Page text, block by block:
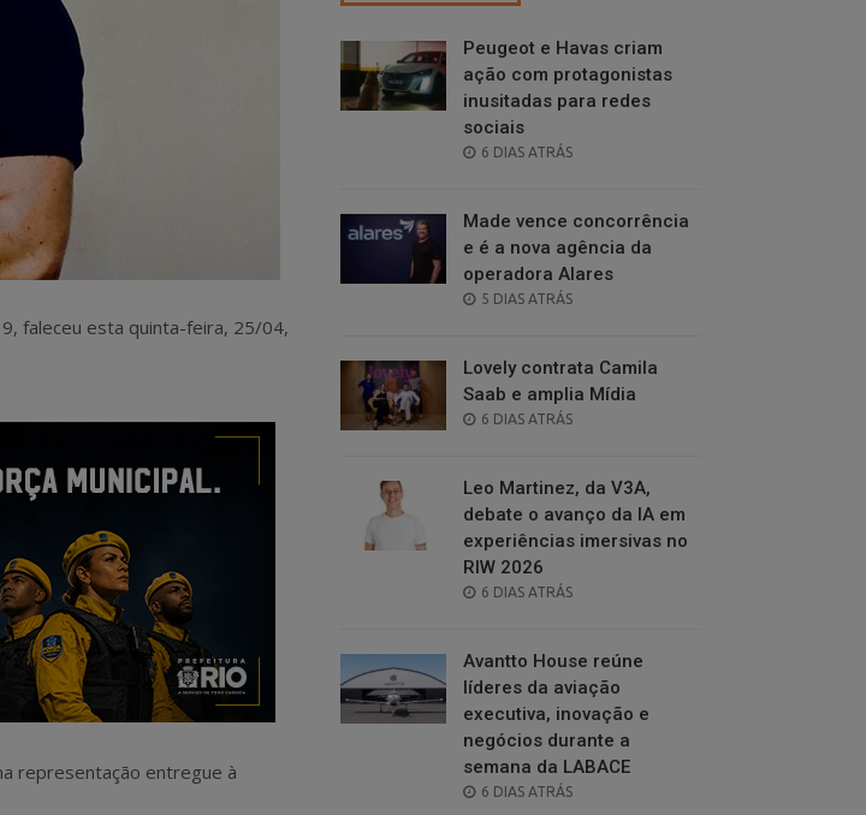
faleceu esta quinta-feira, 25/04,
representação entregue à
Peugeot e Havas criam
ação com protagonistas
inusitadas para redes
sociais
POSTED
6 DIAS ATRÁS
Made vence concorrência
e é a nova agência da
operadora Alares
POSTED
5 DIAS ATRÁS
Lovely contrata Camila
Saab e amplia Mídia
POSTED
6 DIAS ATRÁS
Leo Martinez, da V3A,
debate o avanço da IA em
experiências imersivas no
RIW 2026
POSTED
6 DIAS ATRÁS
Avantto House reúne
líderes da aviação
executiva, inovação e
negócios durante a
semana da LABACE
POSTED
6 DIAS ATRÁS